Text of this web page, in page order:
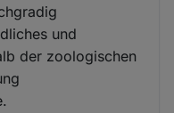
und
der zoologischen